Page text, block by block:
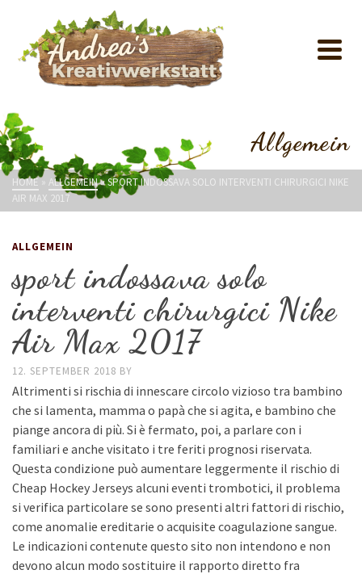
Allgemein
HOME » ALLGEMEIN»SPORT INDOSSAVA SOLO INTERVENTI CHIRURGICI NIKE
AIR MAX 2017
ALLGEMEIN
sport indossava solo
interventi chirurgici Nike
Air Max 2017
12. SEPTEMBER 2018 BY
Altrimenti si rischia di innescare circolo vizioso tra bambino
che si lamenta, mamma o papà che si agita, e bambino che
piange ancora di più. Si è fermato, poi, a parlare con i
familiari e anche visitato i tre feriti prognosi riservata.
Questa condizione può aumentare leggermente il rischio di
Cheap Hockey Jerseys alcuni eventi trombotici, il problema
si verifica particolare se sono presenti altri fattori di rischio,
come anomalie ereditarie o acquisite coagulazione sangue.
Le indicazioni contenute questo sito non intendono e non
devono alcun modo sostituire il rapporto diretto fra